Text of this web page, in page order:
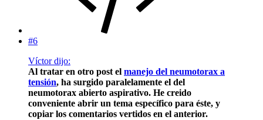
#6
Víctor dijo:
Al tratar en otro post el manejo del neumotorax a
tensión, ha surgido paralelamente el del
neumotorax abierto aspirativo. He creido
conveniente abrir un tema específico para éste, y
copiar los comentarios vertidos en el anterior.